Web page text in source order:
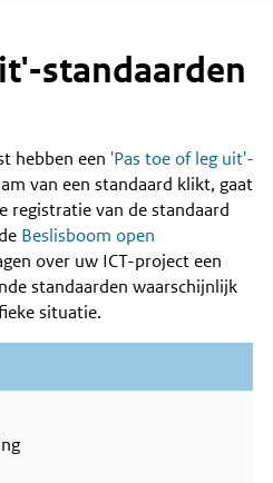
standaarden
hebben een 'Pas toe of leg uit'-
van een standaard klikt, gaat
registratie van de standaard
Beslisboom open
over uw ICT-project een
standaarden waarschijnlijk
situatie.